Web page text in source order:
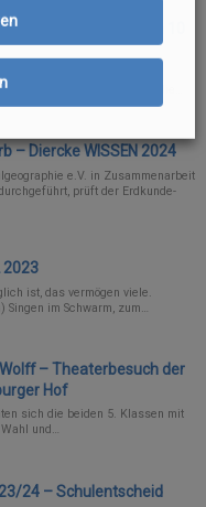
Finanzamt sagt Stufen 10
ist eine Initiative der
die die „Steuermoral“ in die…
– Diercke WISSEN 2024
e.V. in Zusammenarbeit
prüft der Erdkunde-
2023
ist, das vermögen viele.
im Schwarm, zum…
– Theaterbesuch der
Hof
sich die beiden 5. Klassen mit
und…
24 – Schulentscheid